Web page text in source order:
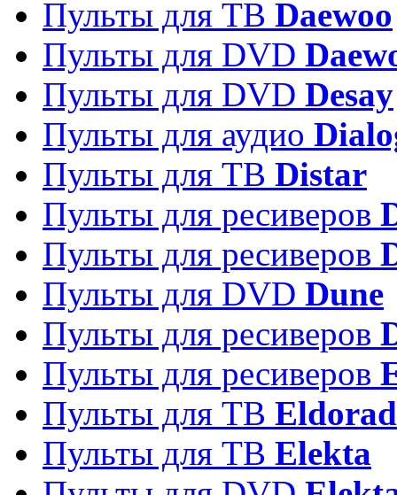
Пульты для ТВ Daewoo
Пульты для DVD
Пульты для DVD Desay
Пульты для аудио
Пульты для ТВ Distar
Пульты для ресиверов
Пульты для ресиверов
Пульты для DVD Dune
Пульты для ресиверов
Пульты для ресиверов
Пульты для ТВ
Пульты для ТВ Elekta